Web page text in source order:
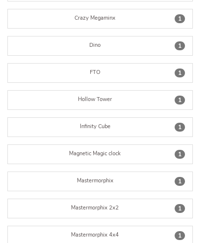
1
Crazy Megaminx
1
Dino
1
FTO
1
Hollow Tower
1
Infinity Cube
1
Magnetic Magic clock
1
Mastermorphix
1
Mastermorphix 2x2
1
Mastermorphix 4x4